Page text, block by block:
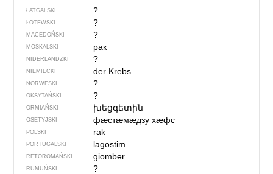
ŁATGALSKI ?
ŁOTEWSKI ?
MACEDOŃSKI ?
MOSKALSKI рак
NIDERLANDZKI ?
NIEMIECKI der Krebs
NORWESKI ?
OKSYTAŃSKI ?
ORMIAŃSKI խեցգետին
OSETYJSKI фӕстӕмӕдзу хӕфс
POLSKI rak
PORTUGALSKI lagostim
RETOROMAŃSKI giomber
RUMUŃSKI ?